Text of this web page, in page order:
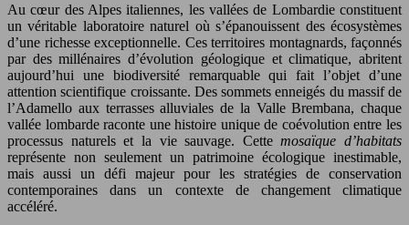
Au cœur des Alpes italiennes, les vallées de Lombardie constituent
un véritable laboratoire naturel où s’épanouissent des écosystèmes
d’une richesse exceptionnelle. Ces territoires montagnards, façonnés
par des millénaires d’évolution géologique et climatique, abritent
aujourd’hui une biodiversité remarquable qui fait l’objet d’une
attention scientifique croissante. Des sommets enneigés du massif de
l’Adamello aux terrasses alluviales de la Valle Brembana, chaque
vallée lombarde raconte une histoire unique de coévolution entre les
processus naturels et la vie sauvage. Cettemosaïque d’habitats
représente non seulement un patrimoine écologique inestimable,
mais aussi un défi majeur pour les stratégies de conservation
contemporaines dans un contexte de changement climatique
accéléré.